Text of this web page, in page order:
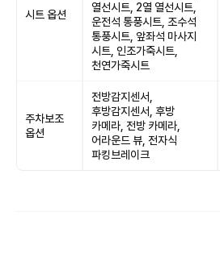
시트 옵션
열선시트, 2열 열선시트,
운전석 통풍시트, 조수석
통풍시트, 앞좌석 마사지
시트, 인조가죽시트,
천연가죽시트
주차보조
옵션
전방감지센서,
후방감지센서, 후방
카메라, 전방 카메라,
어라운드 뷰, 전자식
파킹브레이크